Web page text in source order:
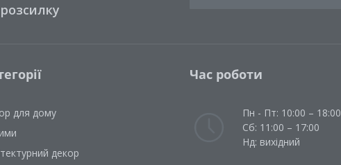
для дому
декор
Час роботи
Пн - Пт: 10:00 – 18:00
Сб: 11:00 – 17:00
Нд: вихідний